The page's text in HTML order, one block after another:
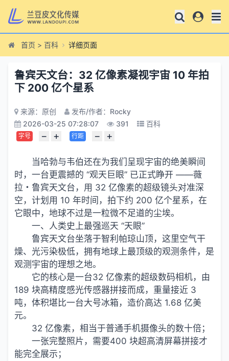
首页 > 百科 详细页面
鲁宾天文台：32 亿像素凝视宇宙 10 年拍
下 200 亿个星系
来源：原创
发布/作者：Rocky
2026-03-25 07:28:07
391 百科
字号 − + 行距 − +
当哈勃与韦伯还在为我们呈现宇宙的绝美瞬间
时，一台更震撼的 “观天巨眼” 已正式睁开 ——薇
拉・鲁宾天文台，用 32 亿像素的超级镜头对准深
空，计划用 10 年时间，拍下约 200 亿个星系，在
它眼中，地球不过是一粒微不足道的尘埃。
一、人类史上最强巡天 “天眼”
鲁宾天文台坐落于智利帕琼山顶，这里空气干
燥、光污染极低，拥有地球上最顶级的观测条件，是
观测宇宙的理想之地。
它的核心是一台32 亿像素的超级数码相机，由
189 块高精度感光传感器拼接而成，重量接近 3
吨，体积堪比一台大号冰箱，造价高达 1.68 亿美
元。
32 亿像素，相当于普通手机摄像头的数十倍；
一张完整照片，需要400 块超高清屏幕拼接才
能完全展示；